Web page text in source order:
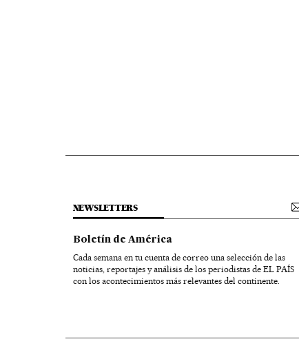
NEWSLETTERS
Boletín de América
Cada semana en tu cuenta de correo una selección de las
noticias, reportajes y análisis de los periodistas de EL PAÍS
con los acontecimientos más relevantes del continente.